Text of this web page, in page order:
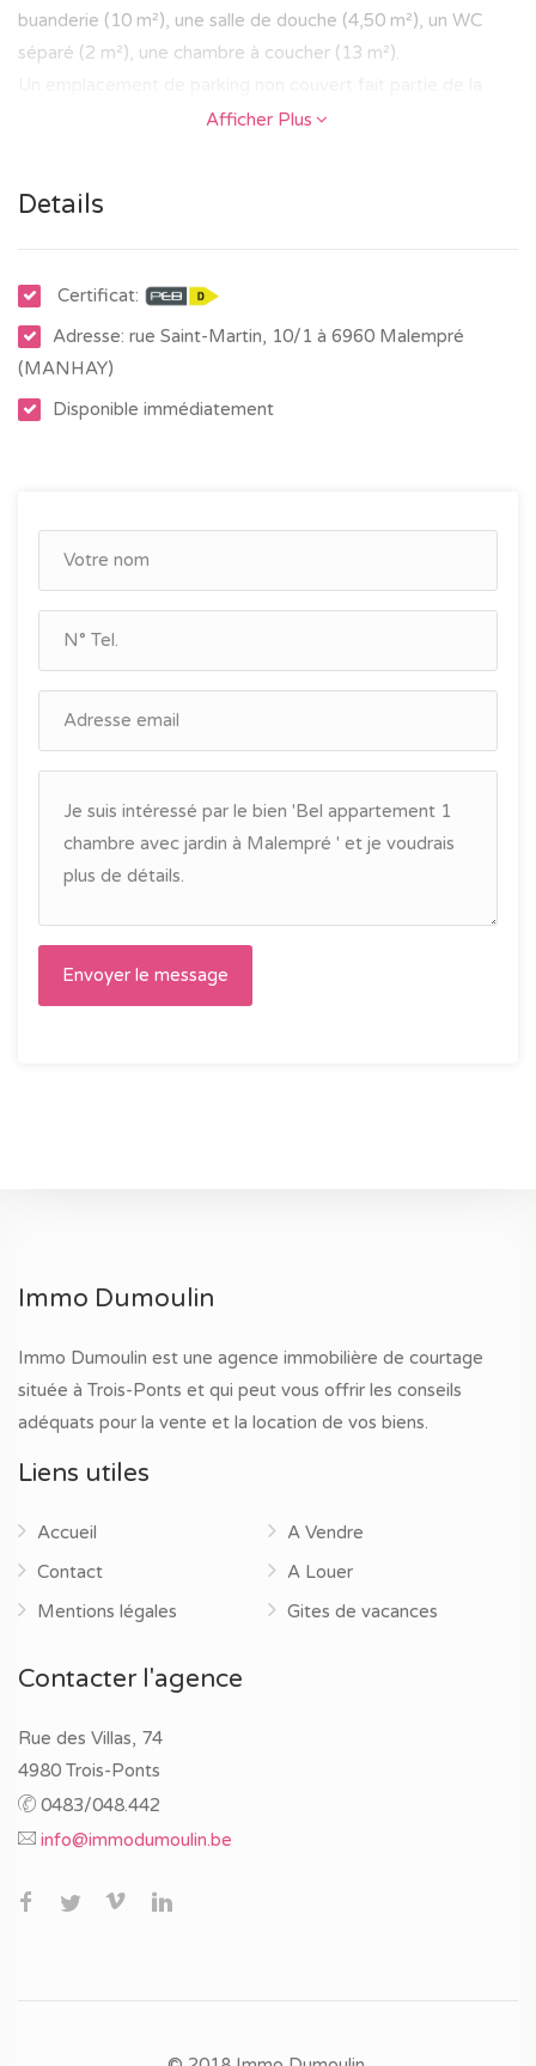
buanderie (10 m²), une salle de douche (4,50 m²), un WC
séparé (2 m²), une chambre à coucher (13 m²).
Compteur électrique bi-horaire
290 kWh-m².an
Je suis à votre service au 0483/048.442
Afficher Plus
Details
Certificat:
Adresse: rue Saint-Martin, 10/1 à 6960 Malempré
(MANHAY)
Disponible immédiatement
Immo Dumoulin
Immo Dumoulin est une agence immobilière de courtage
située à Trois-Ponts et qui peut vous offrir les conseils
adéquats pour la vente et la location de vos biens.
Liens utiles
Accueil
Contact
Mentions légales
A Vendre
A Louer
Gites de vacances
Contacter l'agence
Rue des Villas, 74
4980 Trois-Ponts
0483/048.442
info@immodumoulin.be